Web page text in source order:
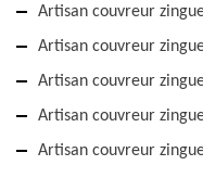
Artisan couvreur
Artisan couvreur
Artisan couvreur
Artisan couvreur
Artisan couvreur